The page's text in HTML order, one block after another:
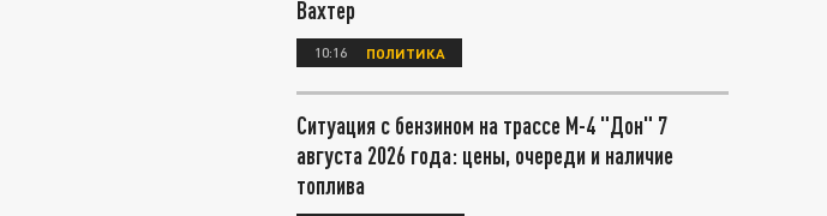
Вахтер
10:16 ПОЛИТИКА
Ситуация с бензином на трассе М-4 "Дон" 7
августа 2026 года: цены, очереди и наличие
топлива